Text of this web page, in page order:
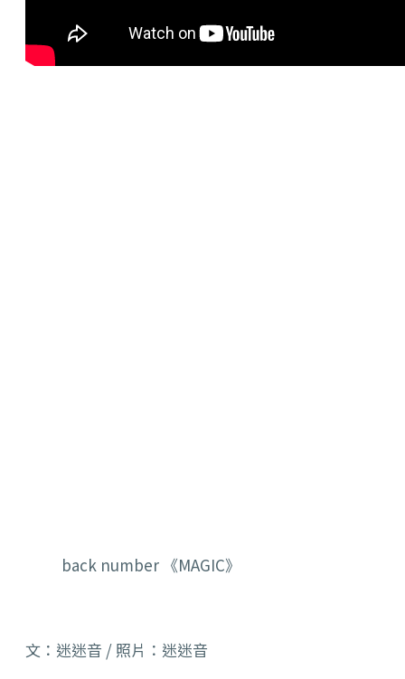
back number 《MAGIC》
文：迷迷音 / 照片：迷迷音